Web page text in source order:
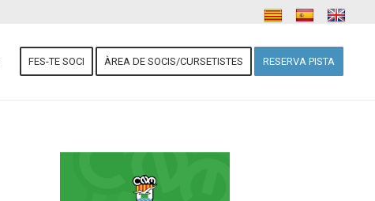
FES-TE SOCI ÀREA DE SOCIS/CURSETISTES RESERVA PISTA